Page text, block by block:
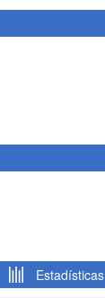
Estadísticas